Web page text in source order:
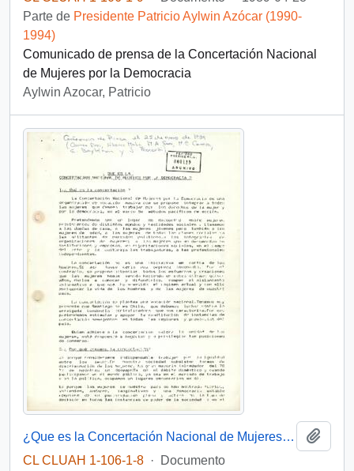
Parte de Presidente Patricio Aylwin Azócar (1990-
1994)
Comunicado de prensa de la Concertación Nacional
de Mujeres por la Democracia
Aylwin Azocar, Patricio
¿Que es la Concertación Nacional de Mujeres por la Democracia?
CL CLUAH 1-106-1-8 ·
Documento